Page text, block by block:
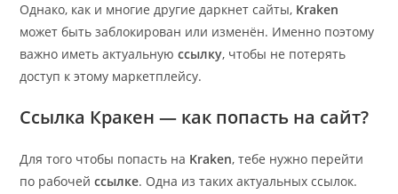
Однако, как и многие другие даркнет сайты, Kraken
может быть заблокирован или изменён. Именно поэтому
важно иметь актуальнуюссылку, чтобы не потерять
доступ к этому маркетплейсу.
Ссылка Кракен — как попасть на сайт?
Для того чтобы попасть на Kraken, тебе нужно перейти
по рабочейссылке. Одна из таких актуальных ссылок.